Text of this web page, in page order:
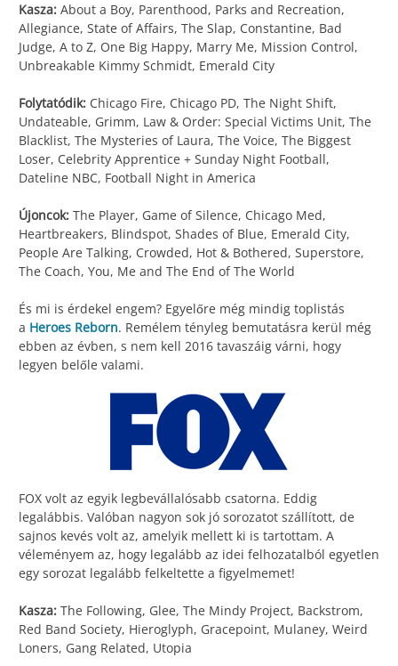
Kasza: About a Boy, Parenthood, Parks and Recreation,
Allegiance, State of Affairs, The Slap, Constantine, Bad
Judge, A to Z, One Big Happy, Marry Me, Mission Control,
Unbreakable Kimmy Schmidt, Emerald City
Folytatódik: Chicago Fire, Chicago PD, The Night Shift,
Undateable, Grimm, Law & Order: Special Victims Unit, The
Blacklist, The Mysteries of Laura, The Voice, The Biggest
Loser, Celebrity Apprentice + Sunday Night Football,
Dateline NBC, Football Night in America
Újoncok: The Player, Game of Silence, Chicago Med,
Heartbreakers, Blindspot, Shades of Blue, Emerald City,
People Are Talking, Crowded, Hot & Bothered, Superstore,
The Coach, You, Me and The End of The World
És mi is érdekel engem? Egyelőre még mindig toplistás
a Heroes Reborn. Remélem tényleg bemutatásra kerül még
ebben az évben, s nem kell 2016 tavaszáig várni, hogy
legyen belőle valami.
FOX volt az egyik legbevállalósabb csatorna. Eddig
legalábbis. Valóban nagyon sok jó sorozatot szállított, de
sajnos kevés volt az, amelyik mellett ki is tartottam. A
véleményem az, hogy legalább az idei felhozatalból egyetlen
egy sorozat legalább felkeltette a figyelmemet!
Kasza: The Following, Glee, The Mindy Project, Backstrom,
Red Band Society, Hieroglyph, Gracepoint, Mulaney, Weird
Loners, Gang Related, Utopia